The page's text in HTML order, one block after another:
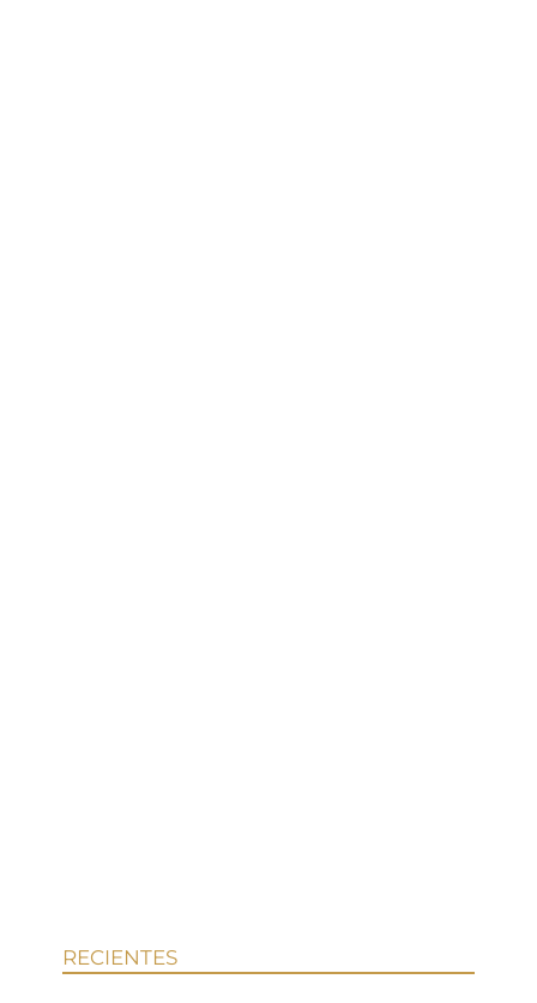
RECIENTES